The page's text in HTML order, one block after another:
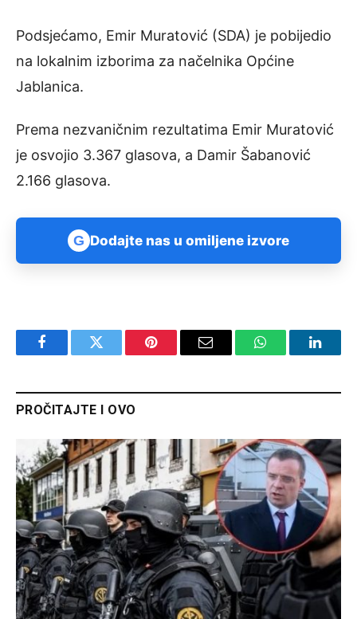
Podsjećamo, Emir Muratović (SDA) je pobijedio
na lokalnim izborima za načelnika Općine
Jablanica.
Prema nezvaničnim rezultatima Emir Muratović
je osvojio 3.367 glasova, a Damir Šabanović
2.166 glasova.
G Dodajte nas u omiljene izvore
FacebookTwitter Pinterest Email WhatsApp
PROČITAJTE I OVO